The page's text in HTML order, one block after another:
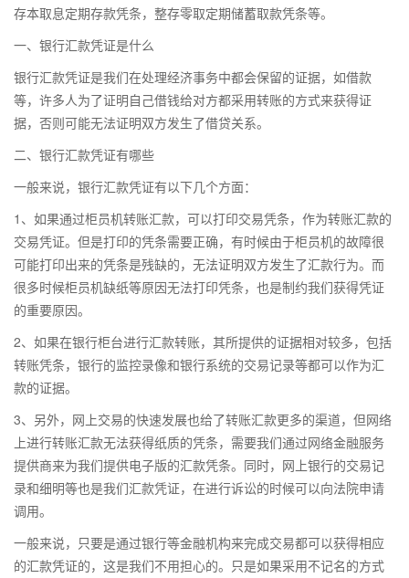
存本取息定期存款凭条，整存零取定期储蓄取款凭条等。
一、银行汇款凭证是什么
银行汇款凭证是我们在处理经济事务中都会保留的证据，如借款
等，许多人为了证明自己借钱给对方都采用转账的方式来获得证
据，否则可能无法证明双方发生了借贷关系。
二、银行汇款凭证有哪些
一般来说，银行汇款凭证有以下几个方面：
1、如果通过柜员机转账汇款，可以打印交易凭条，作为转账汇款的
交易凭证。但是打印的凭条需要正确，有时候由于柜员机的故障很
可能打印出来的凭条是残缺的，无法证明双方发生了汇款行为。而
很多时候柜员机缺纸等原因无法打印凭条，也是制约我们获得凭证
的重要原因。
2、如果在银行柜台进行汇款转账，其所提供的证据相对较多，包括
转账凭条，银行的监控录像和银行系统的交易记录等都可以作为汇
款的证据。
3、另外，网上交易的快速发展也给了转账汇款更多的渠道，但网络
上进行转账汇款无法获得纸质的凭条，需要我们通过网络金融服务
提供商来为我们提供电子版的汇款凭条。同时，网上银行的交易记
录和细明等也是我们汇款凭证，在进行诉讼的时候可以向法院申请
调用。
一般来说，只要是通过银行等金融机构来完成交易都可以获得相应
的汇款凭证的，这是我们不用担心的。只是如果采用不记名的方式